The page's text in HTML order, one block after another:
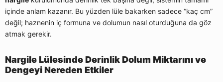
içinde anlam kazanır. Bu yüzden lüle bakarken sadece “kaç cm”
değil; haznenin iç formuna ve dolumun nasıl oturduğuna da göz
atmak gerekir.
Nargile Lülesinde Derinlik Dolum Miktarını ve
Dengeyi Nereden Etkiler